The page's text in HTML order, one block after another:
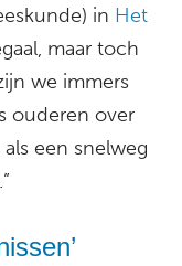
in Het
maar toch
we immers
ouderen over
een snelweg